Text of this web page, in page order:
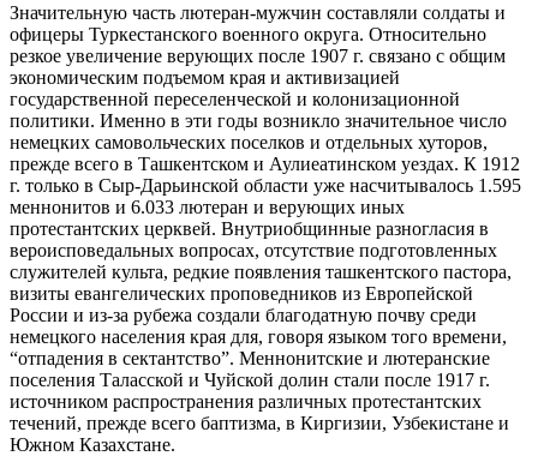
Значительную часть лютеран-мужчин составляли солдаты и
офицеры Туркестанского военного округа. Относительно
резкое увеличение верующих после 1907 г. связано с общим
экономическим подъемом края и активизацией
государственной переселенческой и колонизационной
политики. Именно в эти годы возникло значительное число
немецких самовольческих поселков и отдельных хуторов,
прежде всего в Ташкентском и Аулиеатинском уездах. К 1912
г. только в Сыр-Дарьинской области уже насчитывалось 1.595
меннонитов и 6.033 лютеран и верующих иных
протестантских церквей. Внутриобщинные разногласия в
вероисповедальных вопросах, отсутствие подготовленных
служителей культа, редкие появления ташкентского пастора,
визиты евангелических проповедников из Европейской
России и из-за рубежа создали благодатную почву среди
немецкого населения края для, говоря языком того времени,
“отпадения в сектантство”. Меннонитские и лютеранские
поселения Таласской и Чуйской долин стали после 1917 г.
источником распространения различных протестантских
течений, прежде всего баптизма, в Киргизии, Узбекистане и
Южном Казахстане.